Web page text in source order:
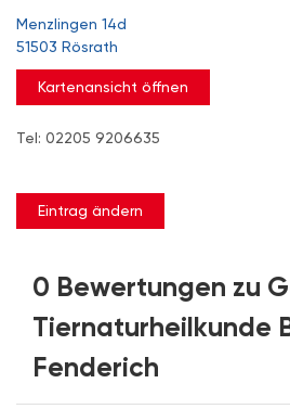
Menzlingen 14d
51503 Rösrath
Kartenansicht öffnen
Tel: 02205 9206635
Eintrag ändern
0 Bewertungen zu
Tiernaturheilkunde
Fenderich